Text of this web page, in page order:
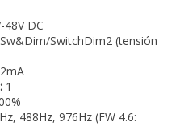
48V DC
SwitchDim2 (tensión
2mA
1
488Hz, 976Hz (FW 4.6: